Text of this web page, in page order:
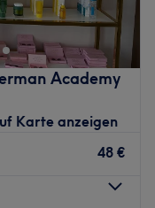
Academy
Karte anzeigen
48 €